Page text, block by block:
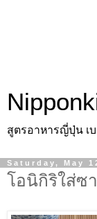
สูตรอาหารญี่ปุ่น เ
Saturday, May
โอนิกิริใส่ซา